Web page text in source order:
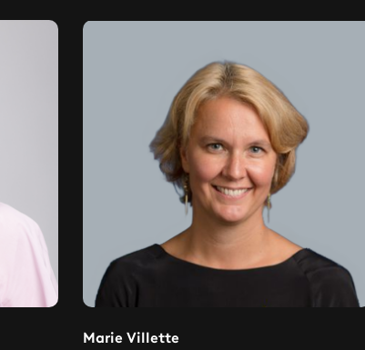
Marie Villette